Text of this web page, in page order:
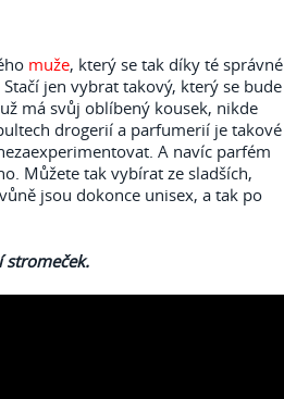
muže, který se tak díky té správné
jen vybrat takový, který se bude
má svůj oblíbený kousek, nikde
drogerií a parfumerií je takové
A navíc parfém
Můžete tak vybírat ze sladších,
jsou dokonce unisex, a tak po
stromeček.